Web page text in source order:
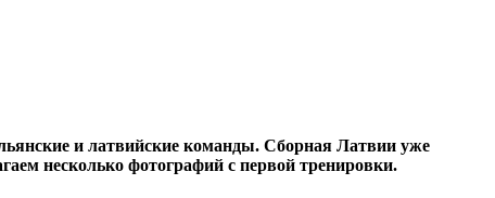
и латвийские команды. Сборная Латвии уже
несколько фотографий с первой тренировки.